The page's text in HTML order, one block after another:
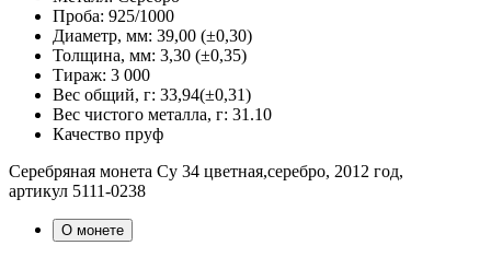
Проба: 925/1000
Диаметр, мм: 39,00 (±0,30)
Толщина, мм: 3,30 (±0,35)
Тираж: 3 000
Вес общий, г: 33,94(±0,31)
Вес чистого металла, г: 31.10
Качество пруф
Серебряная монета Су 34 цветная,серебро, 2012 год,
артикул 5111-0238
О монете